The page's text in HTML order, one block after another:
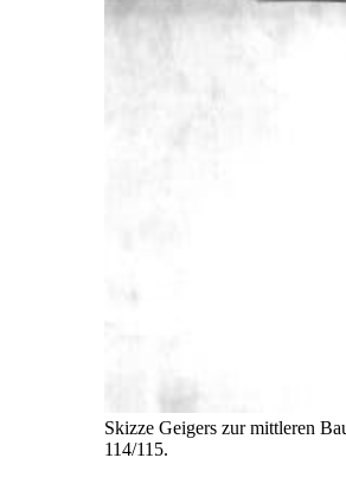
Skizze Geigers zur mittleren
114/115.